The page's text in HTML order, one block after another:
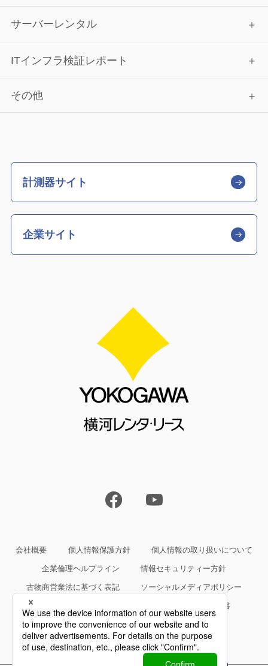
サーバーレンタル
ITインフラ検証レポート
その他
計測器サイト
企業サイト
会社概要 個人情報保護方針 個人情報の取り扱いについて
企業倫理ヘルプライン 情報セキュリティー方針
古物商営業法に基づく表記 ソーシャルメディアポリシー
約款・規約等、サービス仕様書